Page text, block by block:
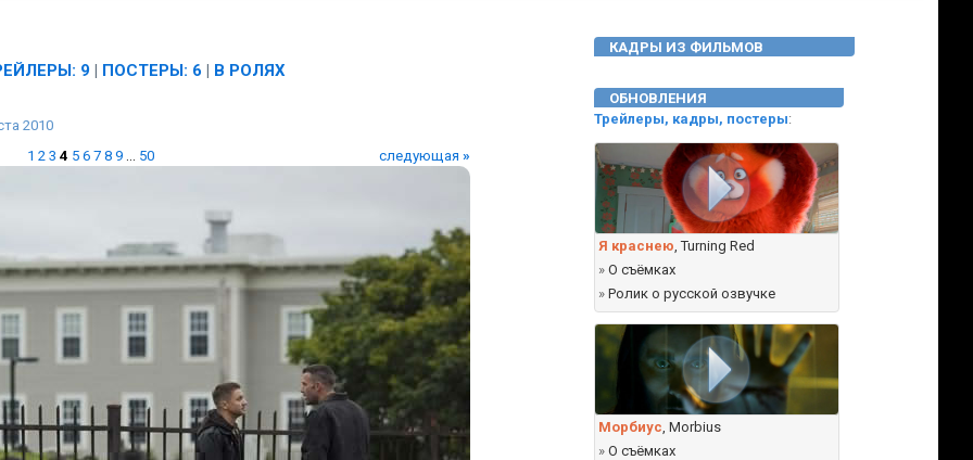
9 | ПОСТЕРЫ: 6 | В РОЛЯХ
2010
1 2 3 4 5 6 7 8 9... 50 следующая »
КАДРЫ ИЗ ФИЛЬМОВ
ОБНОВЛЕНИЯ
Трейлеры, кадры, постеры:
Я краснею, Turning Red
» О съёмках
» Ролик о русской озвучке
Морбиус, Morbius
» О съёмках